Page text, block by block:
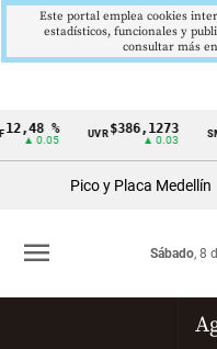
Cintillo
Colombia
%
▲ 0.05
UVR$386,1273
▲ 0.03
Pico y Placa Medellín
Sábado, 8
menu
Este portal emplea cookies
estadísticos, funcionales y
consultar más